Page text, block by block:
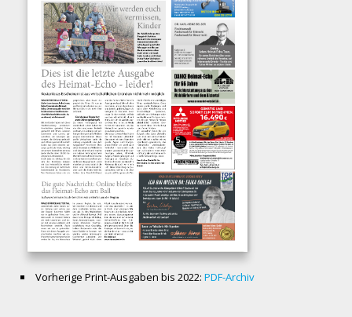
Vorherige Print-Ausgaben bis 2022: PDF-Archiv